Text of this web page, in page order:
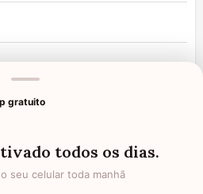
gratuito
todos os dias.
seu celular toda manhã